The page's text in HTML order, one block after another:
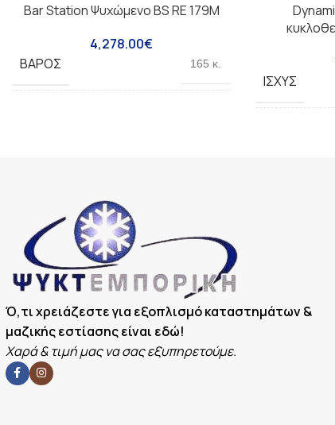
Bar Station Ψυχώμενο BS RE 179M
4,278.00€
ΒΆΡΟΣ
165 κ.
ΕΛΆΧΙΣΤΗ ΘΕΡΜΟΚΡΑΣΊΑ © -1
ΜΈΓΙΣΤΗ ΘΕΡΜΟΚΡΑΣΊΑ (C) 8
ΙΣΧΎΣ
Ό,τι χρειάζεστε για εξοπλισμό καταστημάτων &
μαζικής εστίασης είναι εδώ!
Χαρά & τιμή μας να σας εξυπηρετούμε.